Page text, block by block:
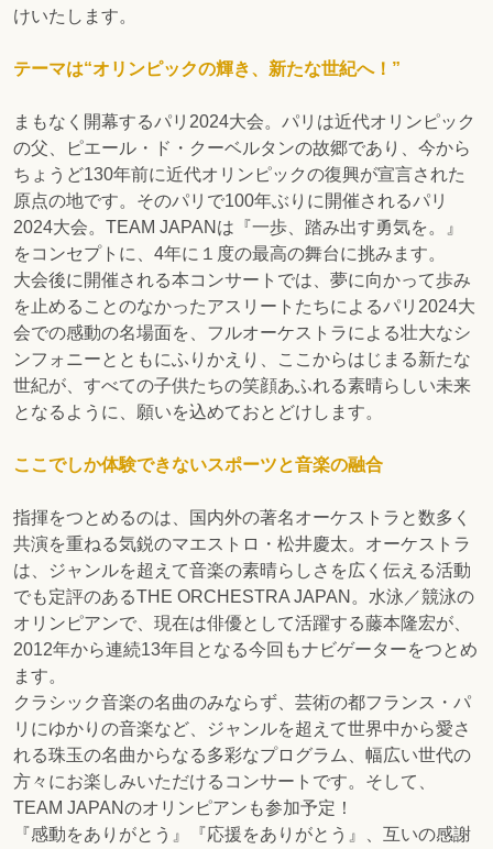
けいたします。
テーマは“オリンピックの輝き、新たな世紀へ！”
まもなく開幕するパリ2024大会。パリは近代オリンピック
の父、ピエール・ド・クーベルタンの故郷であり、今から
ちょうど130年前に近代オリンピックの復興が宣言された
原点の地です。そのパリで100年ぶりに開催されるパリ
2024大会。TEAM JAPANは『一歩、踏み出す勇気を。』
をコンセプトに、4年に１度の最高の舞台に挑みます。
大会後に開催される本コンサートでは、夢に向かって歩み
を止めることのなかったアスリートたちによるパリ2024大
会での感動の名場面を、フルオーケストラによる壮大なシ
ンフォニーとともにふりかえり、ここからはじまる新たな
世紀が、すべての子供たちの笑顔あふれる素晴らしい未来
となるように、願いを込めておとどけします。
ここでしか体験できないスポーツと音楽の融合
指揮をつとめるのは、国内外の著名オーケストラと数多く
共演を重ねる気鋭のマエストロ・松井慶太。オーケストラ
は、ジャンルを超えて音楽の素晴らしさを広く伝える活動
でも定評のあるTHE ORCHESTRA JAPAN。水泳／競泳の
オリンピアンで、現在は俳優として活躍する藤本隆宏が、
2012年から連続13年目となる今回もナビゲーターをつとめ
ます。
クラシック音楽の名曲のみならず、芸術の都フランス・パ
リにゆかりの音楽など、ジャンルを超えて世界中から愛さ
れる珠玉の名曲からなる多彩なプログラム、幅広い世代の
方々にお楽しみいただけるコンサートです。そして、
TEAM JAPANのオリンピアンも参加予定！
『感動をありがとう』『応援をありがとう』、互いの感謝